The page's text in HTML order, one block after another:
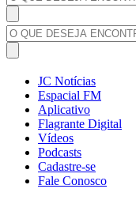
JC Notícias
Espacial FM
Aplicativo
Flagrante Digital
Vídeos
Podcasts
Cadastre-se
Fale Conosco